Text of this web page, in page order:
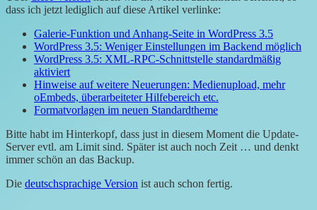
dass ich jetzt lediglich auf diese Artikel verlinke:
Galerie-Funktion und Anhang-Seite in WordPress 3.5
WordPress 3.5: Weniger Einstellungen im Backend möglich
WordPress 3.5: XML-RPC-Schnittstelle standardmäßig
aktiviert
Hinweise auf weitere Neuerungen: Medienupload, mehr
oEmbeds, überarbeiteter Hilfebereich etc.
Formatvorlagen im neuen Standardtheme
Bitte habt im Hinterkopf, dass just in diesem Moment die Update-
Server evtl. am Limit sind. Später ist auch noch Zeit … und denkt
immer schön an das Backup.
Die deutschsprachige Version ist auch schon fertig.